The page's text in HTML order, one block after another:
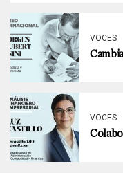
VOCES
VOCES